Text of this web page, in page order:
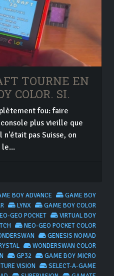
TOURNE EN
COLOR. SI.
fou: faire
plus vieille que
n'était pas Suisse, on
le...
GAME BOY
BOY ADVANCE
GAME BOY COLOR
LYNX
VIRTUAL BOY
GEO POCKET
NEO-GEO POCKET COLOR
GENESIS NOMAD
WONDERSWAN COLOR
GAME BOY MICRO
GP32
SELECT-A-GAME
VISION